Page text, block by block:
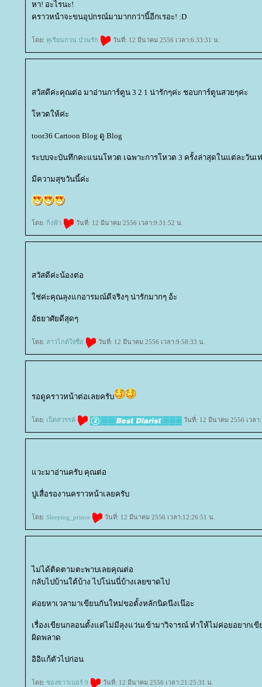
หา! อะไรนะ!
คราวหน้าจะขนอุปกรณ์มามากกว่านี้อีกเรอะ! :D
ดย: ทุเรียนกวน ป่วนรัก วันที่: 12 มีนาคม 2556 เวลา:6:33:31 น.
สวัสดีค่ะคุณต่อ มาอ่านการ์ตูน 3 2 1 น่ารักๆค่ะ ชอบการ์ตูนสวยๆค่ะ
หวตให้ค่ะ
toor36 Cartoon Blog ดู Blog
ระบบจะบันทึกคะแนนโหวต เฉพาะการโหวต 3 ครั้งล่าสุดในแต่ละวันเ
มีความสุขวันนี้ค่ะ
ดย: กิ่งฟ้า วันที่: 12 มีนาคม 2556 เวลา:9:31:52 น.
สวัสดีค่ะน้องต่อ
ช่ค่ะคุณลุงแกอารมณ์ดีจริงๆ น่ารักมากๆ อ้ะ
อัธยาศัยดีสุดๆ
ดย: สาวไกด์ใจซื่อ วันที่: 12 มีนาคม 2556 เวลา:9:58:33 น.
รอดูคราวหน้าต่อเลยครับ
ดย: เป็ดสวรรค์ วันที่: 12 มีนาคม 2556 เวลา
วะมาอ่านครับ คุณต่อ
ปูเสื่อรองานคราวหน้าเลยครับ
ดย: Sleeping_prince วันที่: 12 มีนาคม 2556 เวลา:12:26:51 น.
ไม่ได้ติดตามตะพาบเลยคุณต่อ
กลับไปบ้านใต้บ้าง ไปโน่นนี่บ้างเลยขาดไป
ค่อยหาเวลามาเขียนกันใหม่ขอตั้งหลักนิดนึงเน๊อะ
เรื่องเขียนกลอนตั้งแต่ไม่มีลุงแว่นเข้ามาวิจารณ์ ทำให้ไม่ค่อยอยากเ
ผิดพลาด
อิอิแก้ตัวไปก่อน
ดย: ซองขาวเบอร์ 9 วันที่: 12 มีนาคม 2556 เวลา:21:25:31 น.